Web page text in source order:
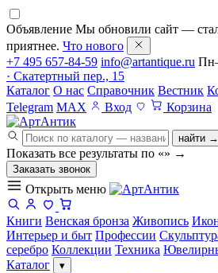
Объявление Мы обновили сайт —
приятнее. Что нового
+7 495 657-84-59 info@artantique.ru
· Скатертный пер., 15
Каталог О нас Справочник Вестник
Telegram MAX Вход Корзина
найти →
Показать все результаты по «» →
Заказать звонок
Открыть меню
Книги Венская бронза Живопись
Интерьер и быт Профессии
серебро Коллекции Техника
Каталог
▾